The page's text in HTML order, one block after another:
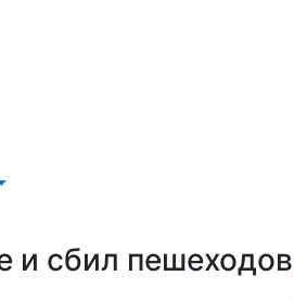
и сбил пешеходов